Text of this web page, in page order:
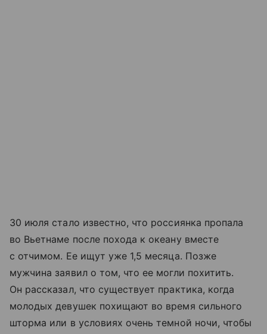
30 июля стало известно, что россиянка пропала
во Вьетнаме после похода к океану вместе
с отчимом. Ее ищут уже 1,5 месяца. Позже
мужчина заявил о том, что ее могли похитить.
Он рассказал, что существует практика, когда
молодых девушек похищают во время сильного
шторма или в условиях очень темной ночи, чтобы